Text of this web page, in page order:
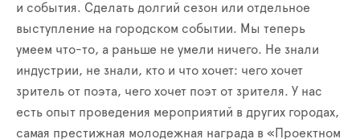
и события. Сделать долгий сезон или отдельное
выступление на городском событии. Мы теперь
умеем что-то, а раньше не умели ничего. Не знали
индустрии, не знали, кто и что хочет: чего хочет
зритель от поэта, чего хочет поэт от зрителя. У нас
есть опыт проведения мероприятий в других городах,
самая престижная молодежная награда в «Проектном